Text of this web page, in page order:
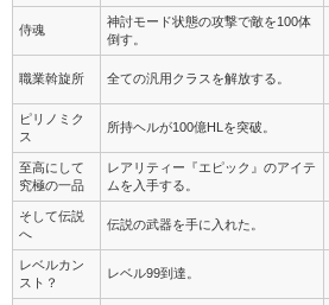
侍魂
神討モード状態の攻撃で敵を100体
倒す。
職業斡旋所 全ての汎用クラスを解放する。
ピリノミク
ス
所持ヘルが100億HLを突破。
至高にして
究極の一品
レアリティー『エピック』のアイテ
ムを入手する。
そして伝説
へ
伝説の武器を手に入れた。
レベルカン
スト？
レベル99到達。